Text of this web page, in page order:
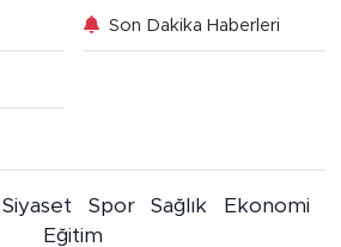
Son Dakika Haberleri
Siyaset Spor Sağlık
Ekonomi
Eğitim